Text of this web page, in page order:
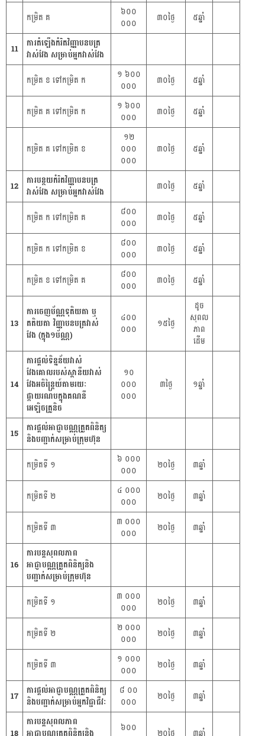
កម្រិត គ
៦០០
០០០
៣០ថ្ងៃ ៥ឆ្នាំ
11
ការតំឡើងកំរិតវិញ្ញាបនបត្រ
វាស់វែង សម្រាប់អ្នកវាស់វែង
កម្រិត ខ ទៅកម្រិត ក
១ ៦០០
០០០
៣០ថ្ងៃ ៥ឆ្នាំ
កម្រិត គ ទៅកម្រិត ក
១ ៦០០
០០០
៣០ថ្ងៃ ៥ឆ្នាំ
កម្រិត គ ទៅកម្រិត ខ
១២
០០០
០០០
៣០ថ្ងៃ ៥ឆ្នាំ
12 ការបន្ថយកំរិតវិញ្ញាបនបត្រ
វាស់វែង សម្រាប់អ្នកវាស់វែង
៣០ថ្ងៃ ៥ឆ្នាំ
កម្រិត ក ទៅកម្រិត គ
៨០០
០០០
៣០ថ្ងៃ ៥ឆ្នាំ
កម្រិត ក ទៅកម្រិត ខ
៨០០
០០០
៣០ថ្ងៃ ៥ឆ្នាំ
កម្រិត ខ ទៅកម្រិត គ
៨០០
០០០
៣០ថ្ងៃ ៥ឆ្នាំ
13
ការចេញប័ណ្ណទុតិយតា ឬ
តតិយតា វិញ្ញាបនបត្រវាស់
វែង (ក្នុង១ប័ណ្ណ)
៤០០
០០០
១៥ថ្ងៃ
ដូច
សុពល
ភាព
ដើម
14
ការផ្តល់ទិន្នន័យវាស់
វែងគោលរបស់ស្ថានីយវាស់
វែងអចិន្ត្រៃយ៍តាមរយៈ
ផ្កាយរណបក្នុងគណនី
អេឡិចត្រូនិច
១០
០០០
០០០
៣ថ្ងៃ ១ឆ្នាំ
15 ការផ្ដល់អាជ្ញាបណ្ណត្រួតពិនិត្យ
និងបញ្ជាក់សម្រាប់ក្រុមហ៊ុន
កម្រិតទី ១
៦ ០០០
០០០
២០ថ្ងៃ ៣ឆ្នាំ
កម្រិតទី ២
៤ ០០០
០០០
២០ថ្ងៃ ៣ឆ្នាំ
កម្រិតទី ៣
៣ ០០០
០០០
២០ថ្ងៃ ៣ឆ្នាំ
16
ការបន្តសុពលភាព
អាជ្ញាបណ្ណត្រួតពិនិត្យនិង
បញ្ជាក់សម្រាប់ក្រុមហ៊ុន
កម្រិតទី ១
៣ ០០០
០០០
២០ថ្ងៃ ៣ឆ្នាំ
កម្រិតទី ២
២ ០០០
០០០
២០ថ្ងៃ ៣ឆ្នាំ
កម្រិតទី ៣
១ ០០០
០០០
២០ថ្ងៃ ៣ឆ្នាំ
17 ការផ្ដល់អាជ្ញាបណ្ណត្រួតពិនិត្យ
និងបញ្ជាក់សម្រាប់អ្នកវិជ្ជាជីវៈ
៨ ០០
០០០
២០ថ្ងៃ ៣ឆ្នាំ
ការបន្តសុពលភាព
៦០០